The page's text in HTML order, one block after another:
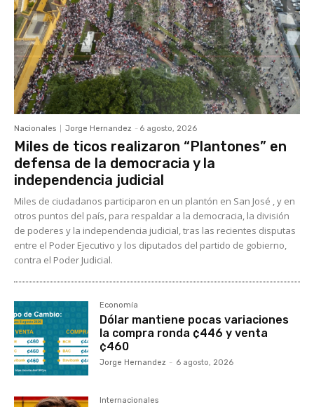
Nacionales Jorge Hernandez - 6 agosto, 2026
Miles de ticos realizaron “Plantones” en
defensa de la democracia y la
independencia judicial
Miles de ciudadanos participaron en un plantón en San José , y en
otros puntos del país, para respaldar a la democracia, la división
de poderes y la independencia judicial, tras las recientes disputas
entre el Poder Ejecutivo y los diputados del partido de gobierno,
contra el Poder Judicial.
Economía
Dólar mantiene pocas variaciones
la compra ronda ¢446 y venta
¢460
Jorge Hernandez - 6 agosto, 2026
Internacionales